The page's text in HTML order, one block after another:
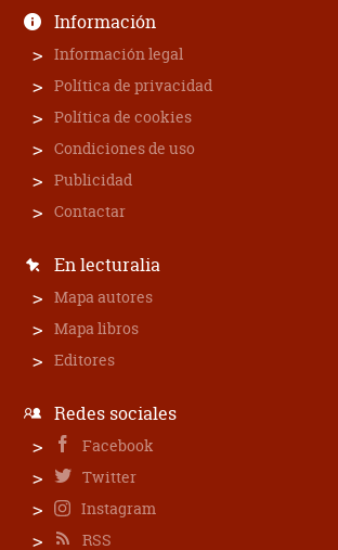
Información
Información legal
Política de privacidad
Política de cookies
Condiciones de uso
Publicidad
Contactar
En lecturalia
Mapa autores
Mapa libros
Editores
Redes sociales
Facebook
Twitter
Instagram
RSS